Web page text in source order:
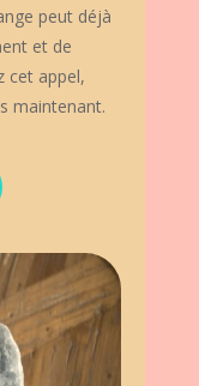
peut déjà
et de
cet appel,
maintenant.